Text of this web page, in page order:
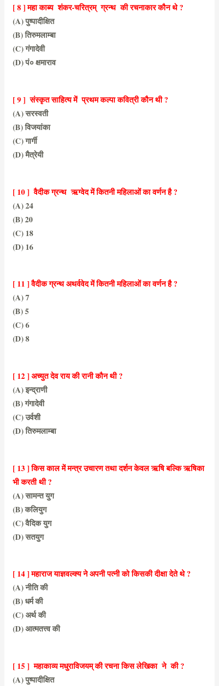
[ 8 ] महा काब्य शंकर-चरित्रम् ग्रन्थ की रचनाकार कौन थे ?
(A) पुष्पादीक्षित
(B) तिरुमलाम्बा
(C) गंगादेवी
(D) पं० क्षमाराव
[ 9 ] संस्कृत साहित्य में प्रथम कल्पा कवित्री कौन थी ?
(A) सरस्वती
(B) विजयांका
(C) गार्गी
(D) मैत्रेयी
[ 10 ] वैदीक ग्रन्थ ऋग्वेद में कितनी महिलाओं का वर्णन है ?
(A) 24
(B) 20
(C) 18
(D) 16
[ 11 ] वैदीक ग्रन्थ अथर्ववेद में कितनी महिलाओं का वर्णन है ?
(A) 7
(B) 5
(C) 6
(D) 8
[ 12 ] अच्युत देव राय की रानी कौन थी ?
(A) इन्द्राणी
(B) गंगादेवी
(C) उर्वशी
(D) तिरुमलाम्बा
[ 13 ] किस काल में मन्त्र उचारण तथा दर्शन केवल ऋषि बल्कि ऋषिका
भी करती थी ?
(A) सामन्त युग
(B) कलियुग
(C) वैदिक युग
(D) सतयुग
[ 14 ] महाराज याज्ञवल्क्य ने अपनी पत्नी को किसकी दीक्षा देते थे ?
(A) नीति की
(B) धर्म की
(C) अर्थ की
(D) आत्मतत्त्व की
[ 15 ] महाकाव्य मधुराविजयम् की रचना किस लेखिका ने की ?
(A) पुष्पादीक्षित